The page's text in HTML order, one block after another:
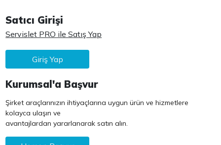
Satıcı Girişi
Servislet PRO ile Satış Yap
Giriş Yap
Kurumsal'a Başvur
Şirket araçlarınızın ihtiyaçlarına uygun ürün ve hizmetlere
kolayca ulaşın ve
avantajlardan yararlanarak satın alın.